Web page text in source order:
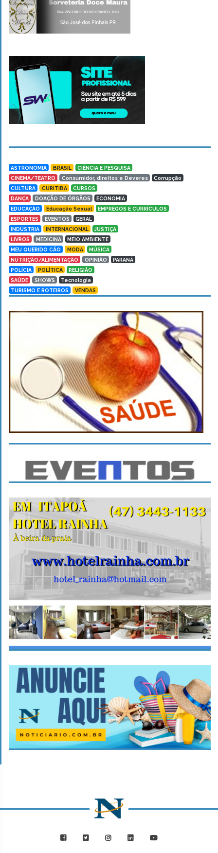
ASTRONOMIA BRASIL
CIÊNCIA E PESQUISA
CINEMA/TEATRO
Consumidor, direitos e Deveres
Corrupção
CULTURA
CURITIBA
CURSOS
DANÇA
DOAÇÃO DE ÓRGÃOS
ECONOMIA
EDUCAÇÃO
Educação Sexual
EMPREGOS E CURRÍCULOS
ESPORTES
EVENTOS
GERAL
INDÚSTRIA
INTERNACIONAL
JUSTIÇA
LIVROS
MEDICINA
MEIO AMBIENTE
MEU QUERIDO CÃO
MODA
MÚSICA
NUTRIÇÃO/ALIMENTAÇÃO
OPINIÃO
PARANÁ
POLÍCIA
POLÍTICA
RELIGIÃO
SAÚDE
SHOWS
Tecnologia
TURISMO E ROTEIROS
VENDAS